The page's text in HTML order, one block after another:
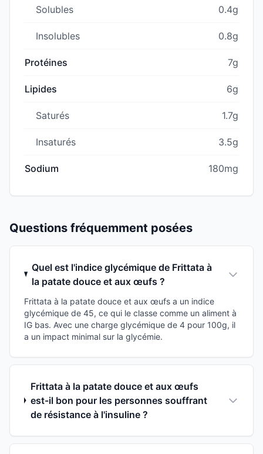
Solubles 0.4g
Insolubles 0.8g
Protéines 7g
Lipides 6g
Saturés 1.7g
Insaturés 3.5g
Sodium 180mg
Questions fréquemment posées
Quel est l'indice glycémique de Frittata à
la patate douce et aux œufs ?
Frittata à la patate douce et aux œufs a un indice
glycémique de 45, ce qui le classe comme un aliment à
IG bas. Avec une charge glycémique de 4 pour 100g, il
a un impact minimal sur la glycémie.
Frittata à la patate douce et aux œufs
est-il bon pour les personnes souffrant
de résistance à l'insuline ?